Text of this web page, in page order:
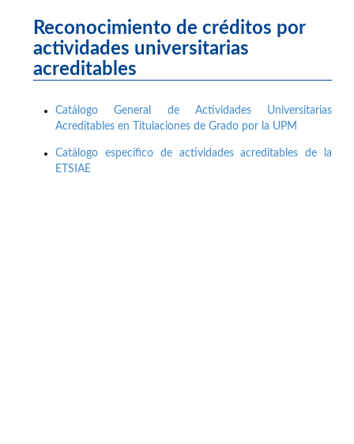
Reconocimiento de créditos por
actividades universitarias
acreditables
Catálogo General de Actividades Universitarias
Acreditables en Titulaciones de Grado por la UPM
Catálogo específico de actividades acreditables de la
ETSIAE